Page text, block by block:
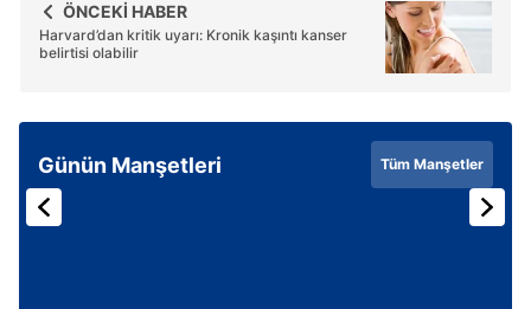
ÖNCEKİ HABER
Harvard’dan kritik uyarı: Kronik kaşıntı kanser
belirtisi olabilir
Günün Manşetleri Tüm Manşetler